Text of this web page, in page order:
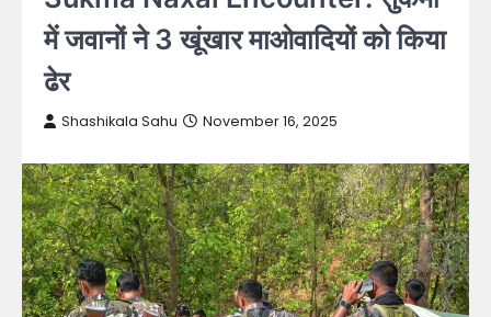
में जवानों ने 3 खूंखार माओवादियों को किया
ढेर
Shashikala Sahu November 16, 2025